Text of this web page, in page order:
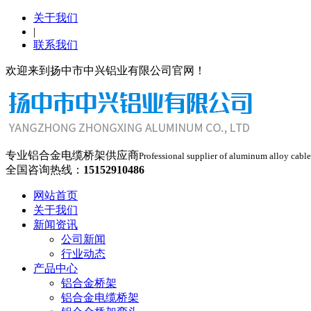
关于我们
|
联系我们
欢迎来到扬中市中兴铝业有限公司官网！
专业铝合金电缆桥架供应商Professional supplier of aluminum alloy
全国咨询热线： 15152910486
网站首页
关于我们
新闻资讯
公司新闻
行业动态
产品中心
铝合金桥架
铝合金电缆桥架